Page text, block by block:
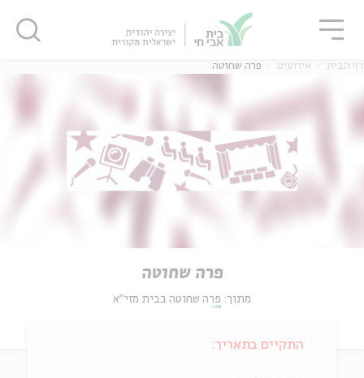
דף הבית אירועים פרה שחוטה
פרה שחוטה
מתוך: פרה שחוטה בבית מזי"א
התקיים בתאריך:
סגור